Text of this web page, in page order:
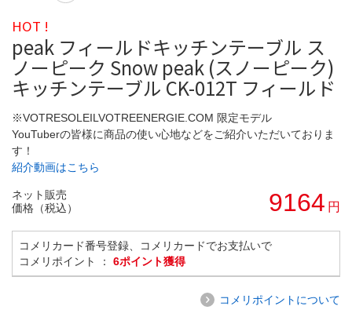
HOT !
peak フィールドキッチンテーブル ス
ノーピーク Snow peak (スノーピーク)
キッチンテーブル CK-012T フィールド
※VOTRESOLEILVOTREENERGIE.COM 限定モデル
YouTuberの皆様に商品の使い心地などをご紹介いただいておりま
す！
紹介動画はこちら
ネット販売
価格（税込）
9164 円
コメリカード番号登録、コメリカードでお支払いで
コメリポイント ： 6ポイント獲得
コメリポイントについて